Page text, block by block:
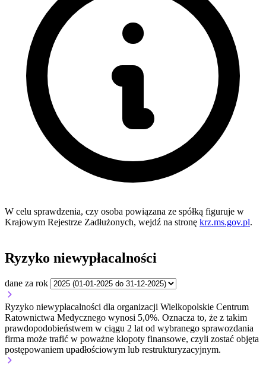
W celu sprawdzenia, czy osoba powiązana ze spółką figuruje w
Krajowym Rejestrze Zadłużonych, wejdź na stronę krz.ms.gov.pl.
Ryzyko niewypłacalności
dane za rok
Ryzyko niewypłacalności dla organizacji Wielkopolskie Centrum
Ratownictwa Medycznego wynosi 5,0%. Oznacza to, że z takim
prawdopodobieństwem w ciągu 2 lat od wybranego sprawozdania
firma może trafić w poważne kłopoty finansowe, czyli zostać objęta
postępowaniem upadłościowym lub restrukturyzacyjnym.